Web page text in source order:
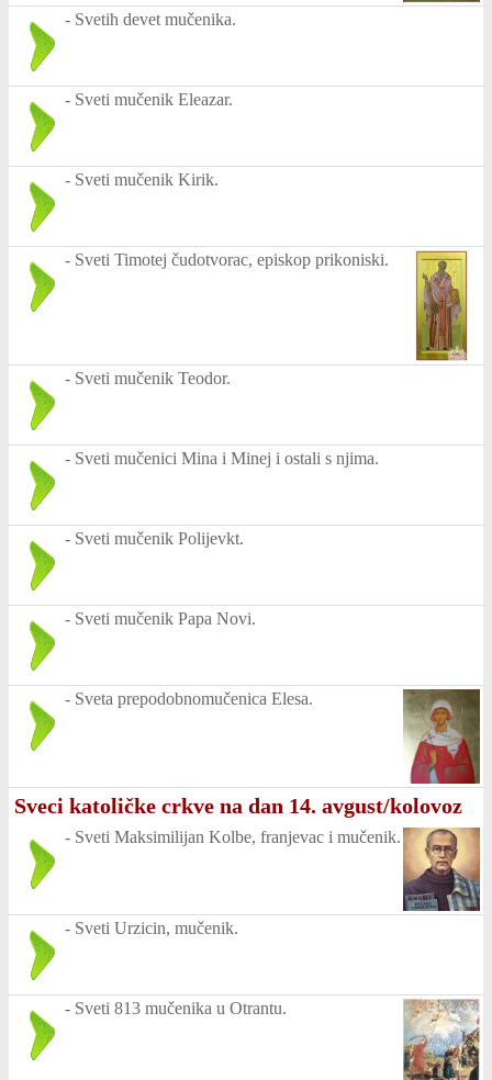
- Svetih devet mučenika.
- Sveti mučenik Eleazar.
- Sveti mučenik Kirik.
- Sveti Timotej čudotvorac, episkop prikoniski.
- Sveti mučenik Teodor.
- Sveti mučenici Mina i Minej i ostali s njima.
- Sveti mučenik Polijevkt.
- Sveti mučenik Papa Novi.
- Sveta prepodobnomučenica Elesa.
Sveci katoličke crkve na dan 14. avgust/kolovoz
- Sveti Maksimilijan Kolbe, franjevac i mučenik.
- Sveti Urzicin, mučenik.
- Sveti 813 mučenika u Otrantu.